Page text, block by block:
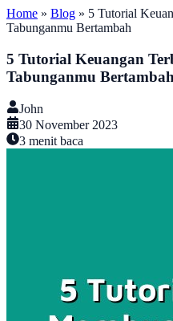
Home » Blog » 5 Tutorial
Tabunganmu Bertambah
5 Tutorial Keuangan
Tabunganmu Bertambah
John
30 November 2023
3 menit baca